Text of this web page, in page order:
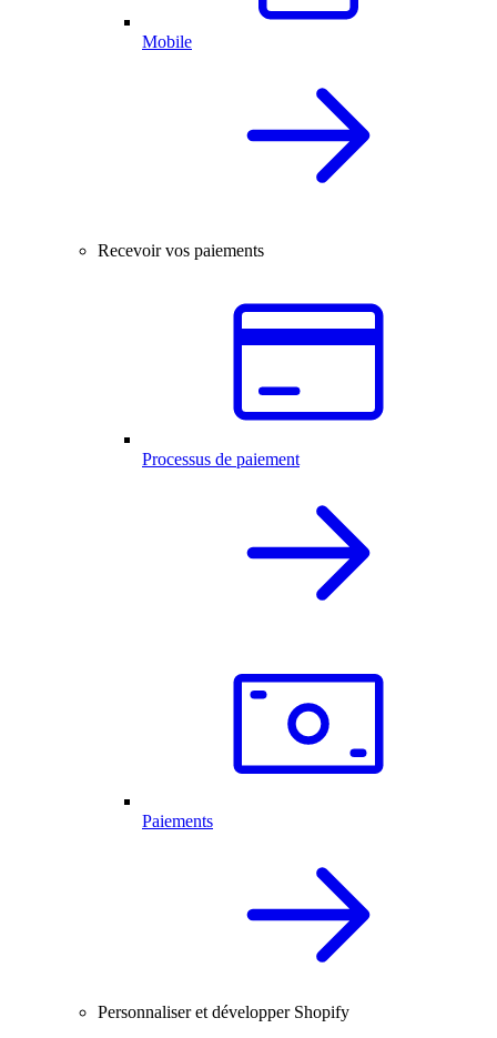
Mobile
Recevoir vos paiements
Processus de paiement
Paiements
Personnaliser et développer Shopify